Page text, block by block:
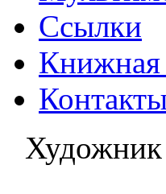
Ссылки
Книжная